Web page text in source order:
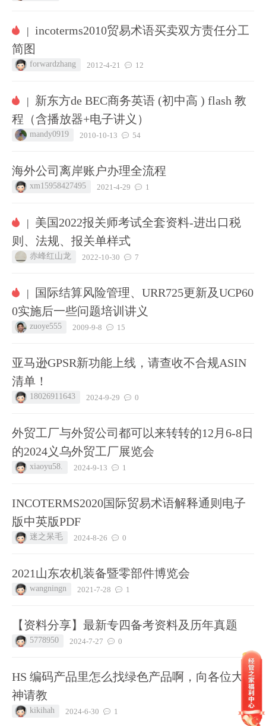
| incoterms2010贸易术语买卖双方责任分工
简图
forwardzhang 2012-4-21 12
| 新东方de BEC商务英语 (初中高 ) flash 教
程（含播放器+电子讲义）
mandy0919 2010-10-13 54
海外公司离岸账户办理全流程
xm15958427495 2021-4-29 1
| 美国2022报关师考试全套资料-进出口税
则、法规、报关单样式
赤峰红山龙 2022-10-30 7
|
国际结算风险管理、URR725更新及UCP60
0实施后一些问题培训讲义
zuoye555 2009-9-8 15
亚马逊GPSR新功能上线，请查收不合规ASIN
清单！
18026911643 2024-9-29 0
外贸工厂与外贸公司都可以来转转的12月6-8日
的2024义乌外贸工厂展览会
xiaoyu58. 2024-9-13 1
INCOTERMS2020国际贸易术语解释通则电子
版中英版PDF
迷之呆毛 2024-8-26 0
2021山东农机装备暨零部件博览会
wangningn 2021-7-28 1
【资料分享】最新专四备考资料及历年真题
5778950 2024-7-27 0
HS 编码产品里怎么找绿色产品啊，向各位大
神请教
kikihah 2024-6-30 1